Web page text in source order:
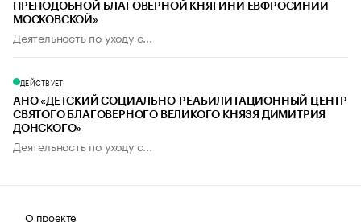
ПРЕПОДОБНОЙ БЛАГОВЕРНОЙ КНЯГИНИ ЕВФРОСИНИИ
МОСКОВСКОЙ»
Деятельность по уходу с...
ДЕЙСТВУЕТ
АНО «ДЕТСКИЙ СОЦИАЛЬНО-РЕАБИЛИТАЦИОННЫЙ ЦЕНТР
СВЯТОГО БЛАГОВЕРНОГО ВЕЛИКОГО КНЯЗЯ ДИМИТРИЯ
ДОНСКОГО»
Деятельность по уходу с...
О проекте